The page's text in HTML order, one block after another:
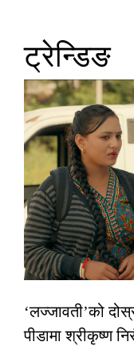
ट्रेन्डिङ
‘लज्जावती’को
पीडामा श्रीकृष्ण